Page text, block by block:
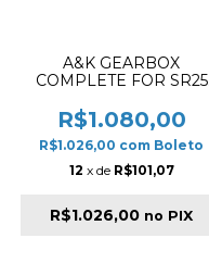
A&K GEARBOX
COMPLETE FOR SR25
R$1.080,00
R$1.026,00 com Boleto
12 x de R$101,07
R$1.026,00 no PIX